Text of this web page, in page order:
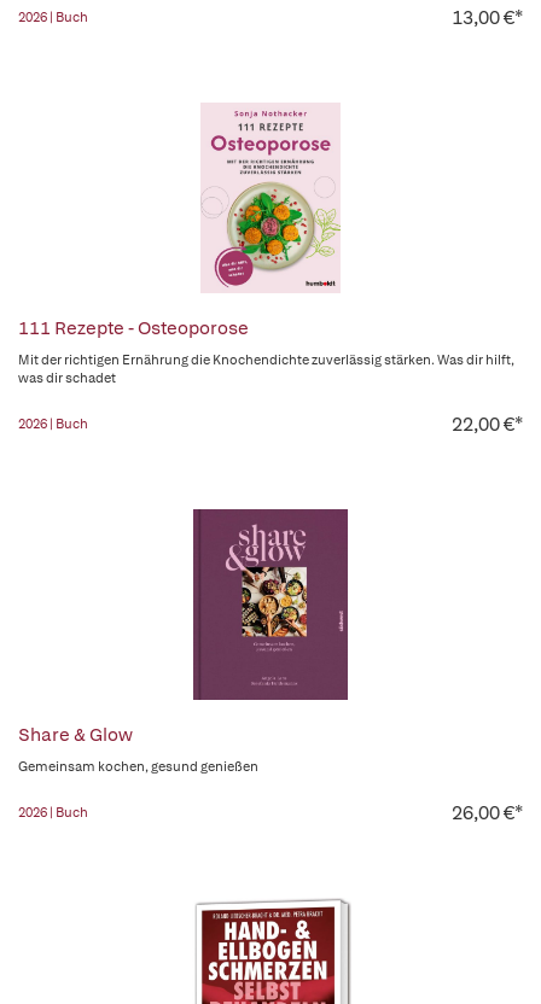
2026 | Buch 13,00 €*
111 Rezepte - Osteoporose
Mit der richtigen Ernährung die Knochendichte zuverlässig stärken. Was dir hilft,
was dir schadet
2026 | Buch 22,00 €*
Share & Glow
Gemeinsam kochen, gesund genießen
2026 | Buch 26,00 €*